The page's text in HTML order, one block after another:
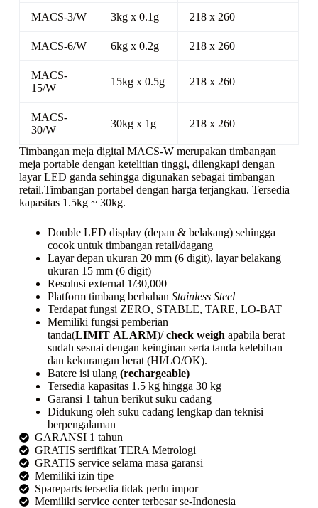
MACS-3/W 3kg x 0.1g 218 x 260
MACS-6/W 6kg x 0.2g 218 x 260
MACS-
15/W
15kg x 0.5g 218 x 260
MACS-
30/W
30kg x 1g 218 x 260
Timbangan meja digital MACS-W merupakan timbangan
meja portable dengan ketelitian tinggi, dilengkapi dengan
layar LED ganda sehingga digunakan sebagai timbangan
retail.Timbangan portabel dengan harga terjangkau. Tersedia
kapasitas 1.5kg ~ 30kg.
Double LED display (depan & belakang) sehingga
cocok untuk timbangan retail/dagang
Layar depan ukuran 20 mm (6 digit), layar belakang
ukuran 15 mm (6 digit)
Resolusi external 1/30,000
Platform timbang berbahan Stainless Steel
Terdapat fungsi ZERO, STABLE, TARE, LO-BAT
Memiliki fungsi pemberian
tanda(LIMIT ALARM)/check weigh apabila berat
sudah sesuai dengan keinginan serta tanda kelebihan
dan kekurangan berat (HI/LO/OK).
Batere isi ulang (rechargeable)
Tersedia kapasitas 1.5 kg hingga 30 kg
Garansi 1 tahun berikut suku cadang
Didukung oleh suku cadang lengkap dan teknisi
berpengalaman
GARANSI 1 tahun
GRATIS sertifikat TERA Metrologi
GRATIS service selama masa garansi
Memiliki izin tipe
Spareparts tersedia tidak perlu impor
Memiliki service center terbesar se-Indonesia